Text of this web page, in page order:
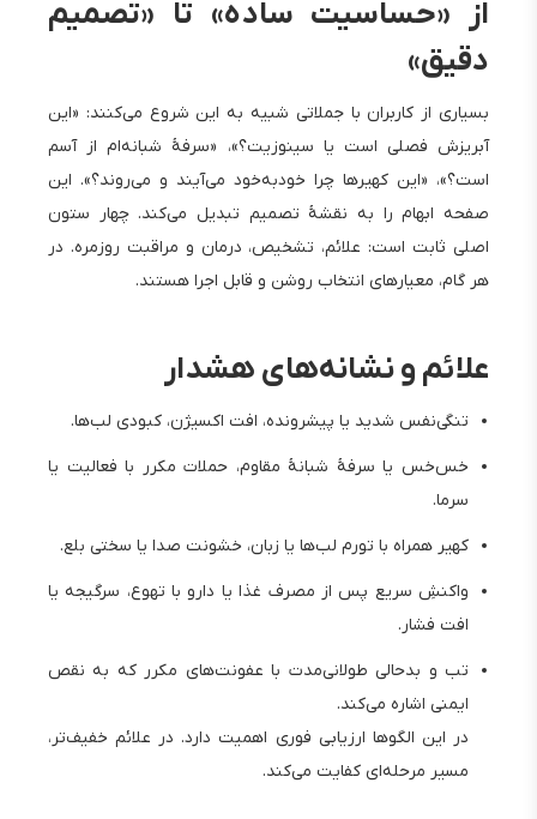
از «حساسیت ساده» تا «تصمیم
دقیق»
بسیاری از کاربران با جملاتی شبیه به این شروع می‌کنند: «این
آبریزش فصلی است یا سینوزیت؟»، «سرفهٔ شبانه‌ام از آسم
است؟»، «این کهیرها چرا خودبه‌خود می‌آیند و می‌روند؟». این
صفحه ابهام را به نقشهٔ تصمیم تبدیل می‌کند. چهار ستون
اصلی ثابت است: علائم، تشخیص، درمان و مراقبت روزمره. در
هر گام، معیارهای انتخاب روشن و قابل اجرا هستند.
علائم و نشانه‌های هشدار
تنگی‌نفس شدید یا پیشرونده، افت اکسیژن، کبودی لب‌ها.
خس‌خس یا سرفهٔ شبانهٔ مقاوم، حملات مکرر با فعالیت یا
سرما.
کهیر همراه با تورم لب‌ها یا زبان، خشونت صدا یا سختی بلع.
واکنشِ سریع پس از مصرف غذا یا دارو با تهوع، سرگیجه یا
افت فشار.
تب و بدحالی طولانی‌مدت با عفونت‌های مکرر که به نقص
ایمنی اشاره می‌کند.
در این الگوها ارزیابی فوری اهمیت دارد. در علائم خفیف‌تر،
مسیر مرحله‌ای کفایت می‌کند.